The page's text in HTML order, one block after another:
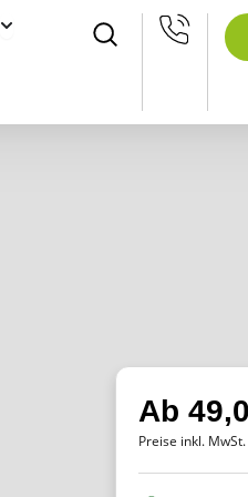
Öffne Weihnachtsfeier
Ab
Preise inkl. MwSt.